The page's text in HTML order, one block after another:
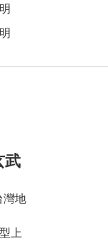
武
灣地
上